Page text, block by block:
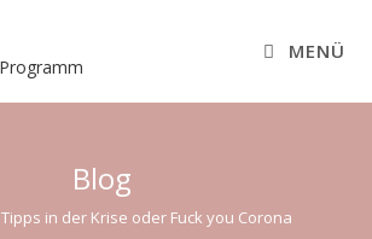
MENÜ
Blog
Tipps in der Krise oder Fuck you Corona